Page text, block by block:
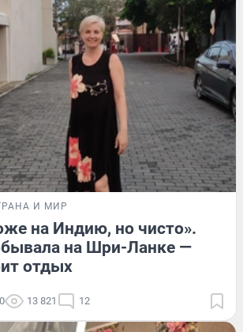
И МИР
на Индию, но чисто».
на Шри-Ланке —
отдых
13 821 12